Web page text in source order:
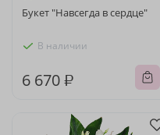
Букет "Навсегда в сердце"
В наличии
6 670 ₽